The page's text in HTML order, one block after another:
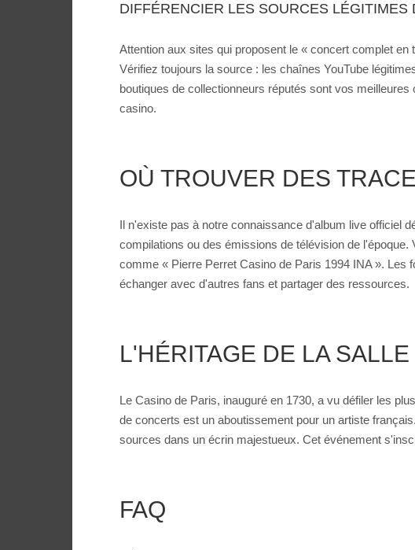
DIFFÉRENCIER LES SOURCES LÉGITIMES
Attention aux sites qui proposent le « concert complet
Vérifiez toujours la source : les chaînes YouTube
boutiques de collectionneurs réputés sont vos
casino.
OÙ TROUVER DES
Il n'existe pas à notre connaissance d'album live officiel
compilations ou des émissions de télévision de
comme « Pierre Perret Casino de Paris 1994 INA ».
échanger avec d'autres fans et partager des ressources.
L'HÉRITAGE DE LA
Le Casino de Paris, inauguré en 1730, a vu défiler les
de concerts est un aboutissement pour un artiste
sources dans un écrin majestueux. Cet événement
FAQ